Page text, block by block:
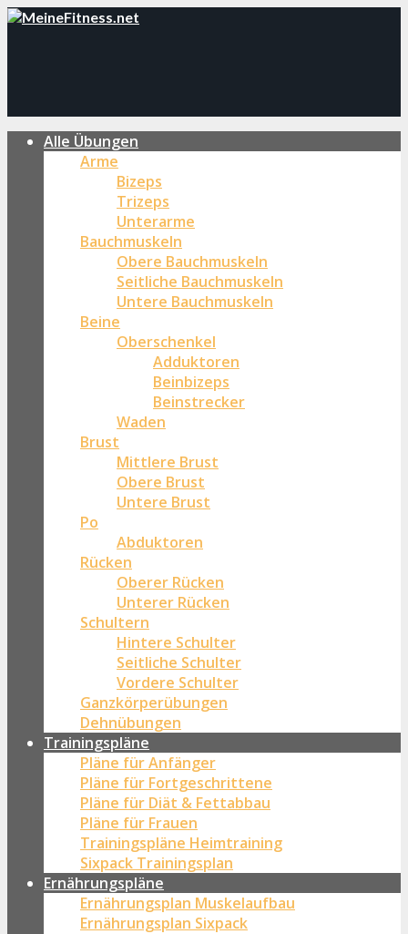
Alle Übungen
Arme
Bizeps
Trizeps
Unterarme
Bauchmuskeln
Obere Bauchmuskeln
Seitliche Bauchmuskeln
Untere Bauchmuskeln
Beine
Oberschenkel
Adduktoren
Beinbizeps
Beinstrecker
Waden
Brust
Mittlere Brust
Obere Brust
Untere Brust
Po
Abduktoren
Rücken
Oberer Rücken
Unterer Rücken
Schultern
Hintere Schulter
Seitliche Schulter
Vordere Schulter
Ganzkörperübungen
Dehnübungen
Trainingspläne
Pläne für Anfänger
Pläne für Fortgeschrittene
Pläne für Diät & Fettabbau
Pläne für Frauen
Trainingspläne Heimtraining
Sixpack Trainingsplan
Ernährungspläne
Ernährungsplan Muskelaufbau
Ernährungsplan Sixpack